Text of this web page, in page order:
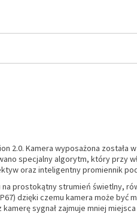
2.0. Kamera wyposażona
specjalny algorytm, który
oraz inteligentny promiennik
prostokątny strumień świetlny,
dzięki czemu kamera może być
sygnał zajmuje mniej